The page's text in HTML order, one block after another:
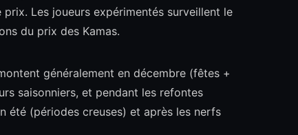
Les joueurs expérimentés surveillent le
du prix des Kamas.
généralement en décembre (fêtes +
saisonniers, et pendant les refontes
été (périodes creuses) et après les nerfs